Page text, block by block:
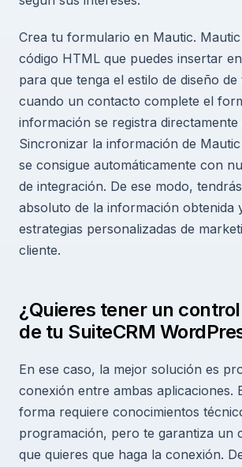
Crea tu formulario en Mautic.
código HTML que puedes insertar
para que tenga el estilo de diseño de
cuando un contacto complete el
información se registra directamente
Sincronizar la información de
se consigue automáticamente con
de integración. De ese modo,
absoluto de la información obtenida
estrategias personalizadas de
cliente.
¿Quieres tener un
de tu SuiteCRM
En ese caso, la mejor solución es
conexión entre ambas aplicaciones.
forma requiere conocimientos
programación, pero te garantiza un
que quieres que haga la conexión.